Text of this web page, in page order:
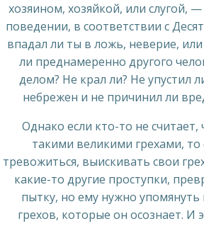
хозяином, хозяйкой, или слугой,
поведении, в соответствии с
впадал ли ты в ложь, неверие,
ли преднамеренно другого
делом? Не крал ли? Не упустил
небрежен и не причинил ли
Однако если кто-то не
такими великими грехами, то
тревожиться, выискивать свои
какие-то другие проступки,
пытку, но ему нужно упомянуть
грехов, которые он осознает. И